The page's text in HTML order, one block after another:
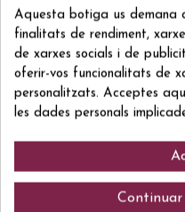
Detalls del producte
Reviews(0)
Garnatxa Negra i Carinyena
Aquesta botiga us demana
finalitats de rendiment,
de xarxes socials i de
oferir-vos funcionalitats de
personalitzats. Acceptes
les dades personals
Continuar